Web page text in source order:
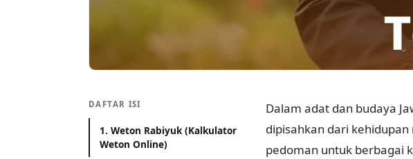
DAFTAR ISI
1. Weton Rabiyuk (Kalkulator
Weton Online)
Dalam adat dan budaya
dipisahkan dari
pedoman untuk berbagai